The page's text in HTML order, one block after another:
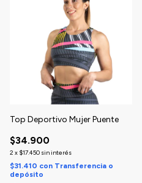
Top Deportivo Mujer Puente
$34.900
2 x $17.450 sin interés
$31.410 con Transferencia o
depósito